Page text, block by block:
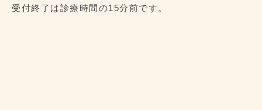
受付終了は診療時間の15分前です。